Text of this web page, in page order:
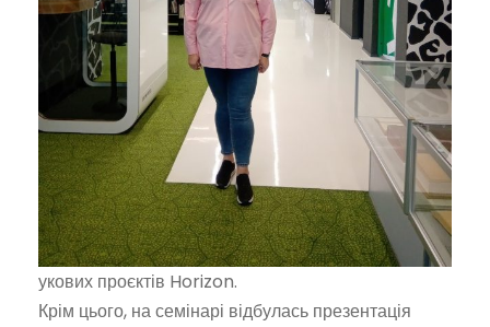
укових проєктів Horizon.
Крім цього, на семінарі відбулась презентація